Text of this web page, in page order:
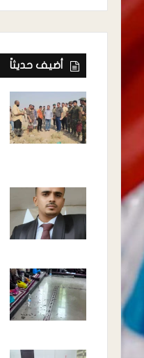
أضيف حديثاً